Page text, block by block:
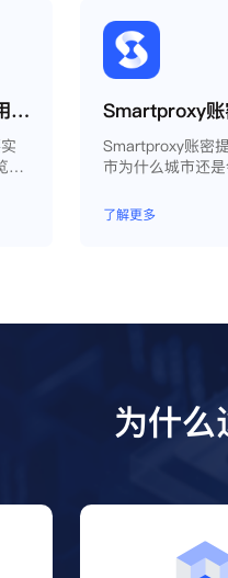
Mulogin指纹浏览器使用Smartproxy教程
器
Smartproxy账密
市为什么城市还是
了解更多
为什